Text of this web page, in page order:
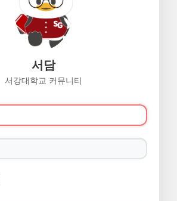
서담
서강대학교 커뮤니티